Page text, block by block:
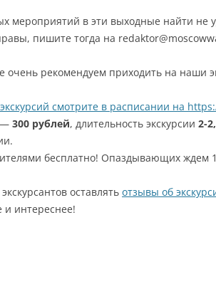
мероприятий в эти выходные найти не
пишите тогда на
очень рекомендуем приходить на наши
смотрите в расписании на
— 300 рублей, длительность экскурсии 2-
бесплатно! Опаздывающих ждем
оставлять отзывы об
и интереснее!